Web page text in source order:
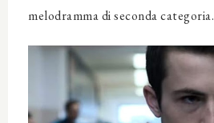
melodramma di seconda categoria.